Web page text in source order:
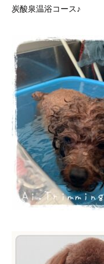
炭酸泉温浴コース♪